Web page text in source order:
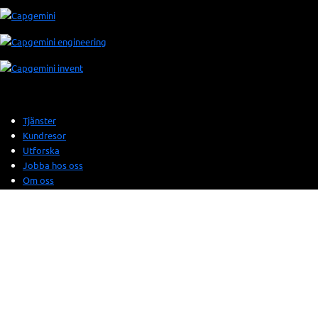
Tjänster
Kundresor
Utforska
Jobba hos oss
Om oss